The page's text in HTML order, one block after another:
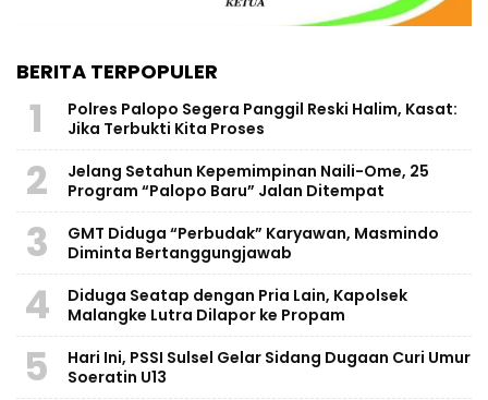
BERITA TERPOPULER
1
Polres Palopo Segera Panggil Reski Halim, Kasat:
Jika Terbukti Kita Proses
2
Jelang Setahun Kepemimpinan Naili-Ome, 25
Program “Palopo Baru” Jalan Ditempat
3
GMT Diduga “Perbudak” Karyawan, Masmindo
Diminta Bertanggungjawab
4
Diduga Seatap dengan Pria Lain, Kapolsek
Malangke Lutra Dilapor ke Propam
5
Hari Ini, PSSI Sulsel Gelar Sidang Dugaan Curi Umur
Soeratin U13